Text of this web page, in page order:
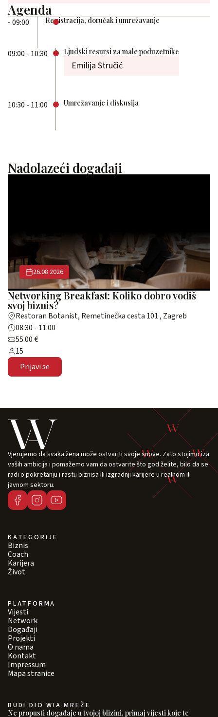
Agenda
- 09:00 Registracija, doručak i umrežavanje
09:00 - 10:30 Ljudski resursi za male poduzetnike
Emilija Stručić
10:30 - 11:00 Umrežavanje i diskusija
Nadolazeći događaji
26.08.2026
Networking Breakfast: Koliko dobro vodiš
svoj biznis?
Restoran Botanist, Remetinečka cesta 101 , Zagreb
08:30 - 11:00
55.00 €
15
Prijavi se
Vjerujemo da svaka žena može ostvariti svoje snove. Zato stojimo iza
vaših ambicija i pomažemo vam da ostvarite što god želite, bilo da se
radi o pokretanju i rastu biznisa ili izgradnji karijere u realnom ili
javnom sektoru.
KATEGORIJE
Biznis
Coach
Karijera
Život
PLATFORMA
Vijesti
Network
Događaji
Projekti
O nama
Kontakt
Impressum
Mapa stranice
BUDI DIO WIA MREŽE
Ne propusti događaje u tvojoj blizini, primaj vijesti koje te